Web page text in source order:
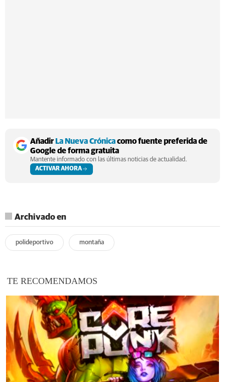
AñadirLa Nueva Crónicacomo fuente preferida de
Google de forma gratuita
Mantente informado con las últimas noticias de actualidad.
ACTIVAR AHORA
Archivado en
polideportivo montaña
TE RECOMENDAMOS